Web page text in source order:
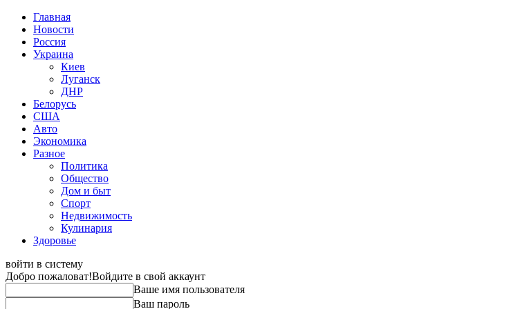
Главная
Новости
Россия
Украина
Киев
Луганск
ДНР
Белорусь
США
Авто
Экономика
Разное
Политика
Общество
Дом и быт
Спорт
Недвижимость
Кулинария
Здоровье
войти в систему
Добро пожаловат!Войдите в свой аккаунт
Ваше имя пользователя
Ваш пароль